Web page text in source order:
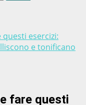
esercizi:
e tonificano
fare questi